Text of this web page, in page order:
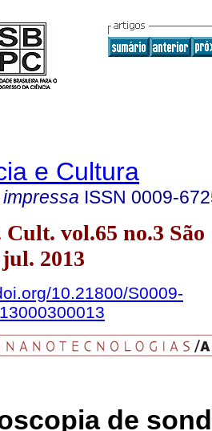
e Cultura
ISSN 0009-
Cult. vol.65 no.3 São
2013
10.21800/S0009-
de